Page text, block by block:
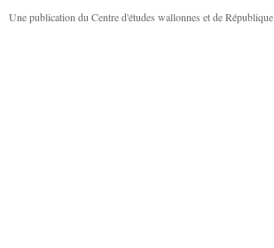
Une publication du Centre d'études wallonnes et de République